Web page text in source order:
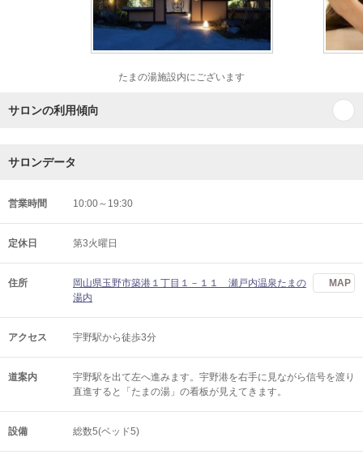
たまの湯施設内にございます
サロンの利用傾向
サロンデータ
営業時間 10:00～19:30
定休日 第3火曜日
住所
岡山県玉野市築港１丁目１－１１ 瀬戸内温泉たまの
湯内
MAP
アクセス 宇野駅から徒歩3分
道案内
宇野駅を出て左へ進みます。宇野港を右手に見ながら信号を渡り
直進すると「たまの湯」の看板が見えてきます。
設備 総数5(ベッド5)